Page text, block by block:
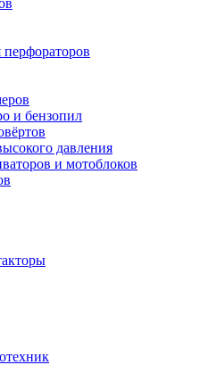
и бензопил
давления
и мотоблоков